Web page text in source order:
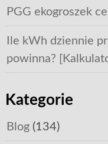
PGG ekogroszek
Ile kWh dziennie
powinna?
Kategorie
Blog(134)